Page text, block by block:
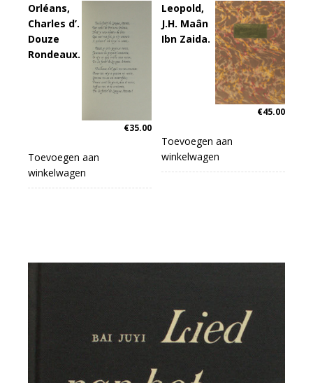
Orléans,
Charles d’.
Douze
Rondeaux.
€35.00
Toevoegen aan
winkelwagen
Leopold,
J.H. Maân
Ibn Zaida.
€45.00
Toevoegen aan
winkelwagen